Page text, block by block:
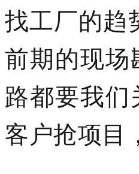
找工厂的趋
前期的现场
路都要我们
客户抢项目